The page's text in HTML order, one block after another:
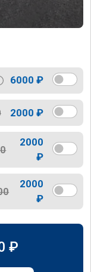
6000 ₽
2000 ₽
2000
₽
2000
₽
₽